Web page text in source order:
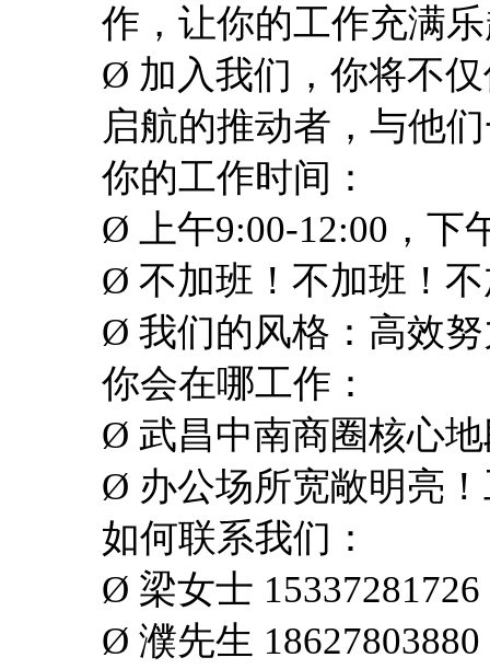
作，让你的工作充满
Ø 加入我们，你将不
启航的推动者，与他
你的工作时间：
Ø 上午9:00-12:00，下
Ø 不加班！不加班！
Ø 我们的风格：高效
你会在哪工作：
Ø 武昌中南商圈核心
Ø 办公场所宽敞明亮
如何联系我们：
Ø 梁女士 15337281726
Ø 濮先生 18627803880